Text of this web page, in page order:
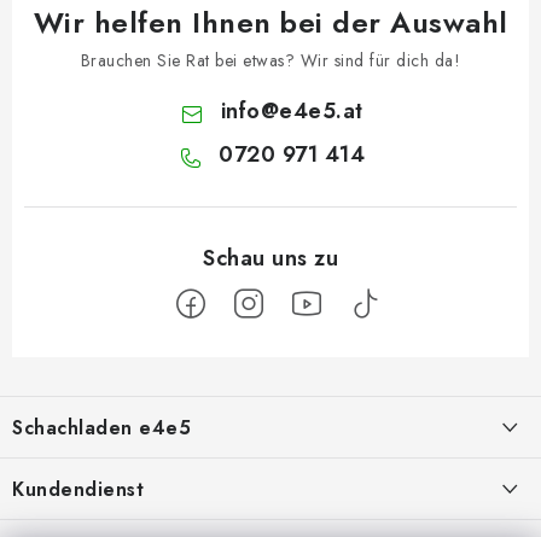
Wir helfen Ihnen bei der Auswahl
Brauchen Sie Rat bei etwas? Wir sind für dich da!
info@e4e5.at
0720 971 414
ß
z
e
Schachladen e4e5
Kundendienst